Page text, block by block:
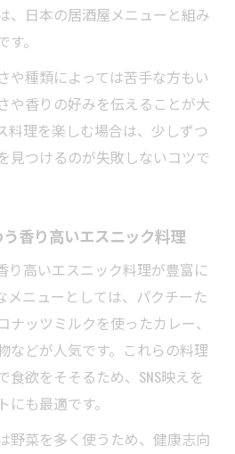
、日本の居酒屋メニューと組み
。
や種類によっては苦手な方もい
や香りの好みを伝えることが大
料理を楽しむ場合は、少しずつ
見つけるのが失敗しないコツで
香り高いエスニック料理
り高いエスニック料理が豊富に
メニューとしては、パクチーた
ナッツミルクを使ったカレー、
などが人気です。これらの料理
食欲をそそるため、SNS映えを
も最適です。
野菜を多く使うため、健康志向